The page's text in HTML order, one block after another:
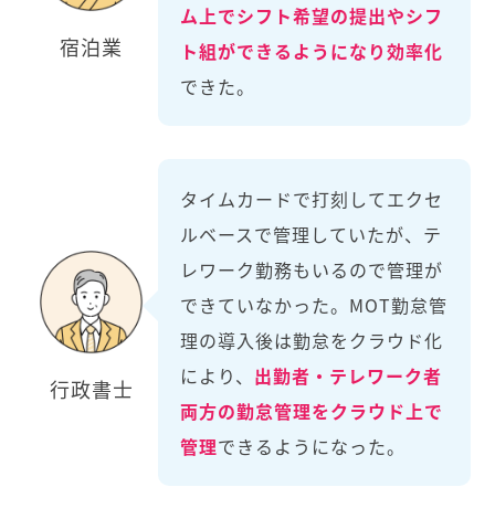
宿泊業
ム上でシフト希望の提出やシフ
ト組ができるようになり効率化
できた。
行政書士
タイムカードで打刻してエクセ
ルベースで管理していたが、テ
レワーク勤務もいるので管理が
できていなかった。MOT勤怠管
理の導入後は勤怠をクラウド化
により、 出勤者・テレワーク者
両方の勤怠管理をクラウド上で
管理できるようになった。